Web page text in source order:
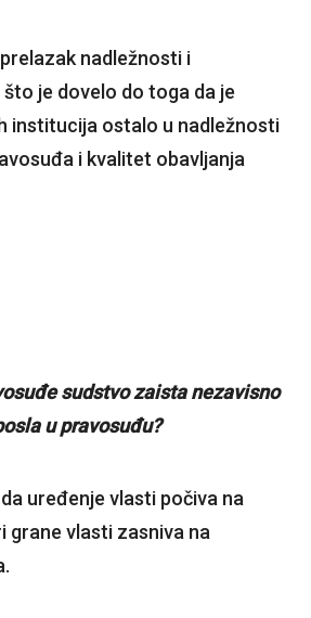
nadležnosti i
je dovelo do toga da je
institucija ostalo u nadležnosti
i kvalitet obavljanja
sudstvo zaista nezavisno
u pravosuđu?
uređenje vlasti počiva na
grane vlasti zasniva na